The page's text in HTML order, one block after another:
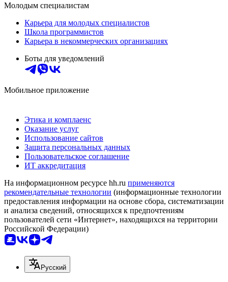
Молодым специалистам
Карьера для молодых специалистов
Школа программистов
Карьера в некоммерческих организациях
Боты для уведомлений
Мобильное приложение
Этика и комплаенс
Оказание услуг
Использование сайтов
Защита персональных данных
Пользовательское соглашение
ИТ аккредитация
На информационном ресурсе hh.ru применяются
рекомендательные технологии (информационные технологии
предоставления информации на основе сбора, систематизации
и анализа сведений, относящихся к предпочтениям
пользователей сети «Интернет», находящихся на территории
Российской Федерации)
Русский